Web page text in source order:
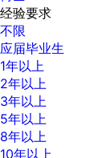
经验要求
不限
应届毕业生
1年以上
2年以上
3年以上
5年以上
8年以上
10年以上